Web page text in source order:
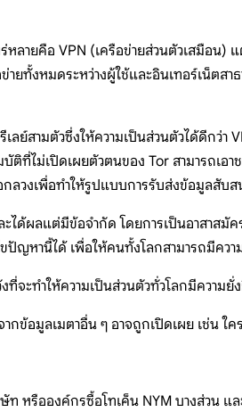
ลายคือ VPN (เครือข่ายส่วนตัวเสมือน
งหมดระหว่างผู้ใช้และอินเทอร์เน็ตสาธ
สามตัวซึ่งให้ความเป็นส่วนตัวได้ดีกว่า
ที่ไม่เปิดเผยตัวตนของ Tor สามารถเ
ลวงเพื่อทำให้รูปแบบการรับส่งข้อมูลสับ
ด้ผลแต่มีข้อจำกัด โดยการเป็นอาสาส
ปัญหานี้ได้ เพื่อให้คนทั้งโลกสามารถมีคว
จะทำให้ความเป็นส่วนตัวทั่วโลกมีความ
ข้อมูลเมตาอื่น ๆ อาจถูกเปิดเผย เช่น ใ
หรือองค์กรซื้อโทเค็น NYM บางส่วน